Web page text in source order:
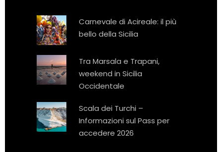
Carnevale di Acireale: il più
bello della Sicilia
Tra Marsala e Trapani,
weekend in Sicilia
Occidentale
Scala dei Turchi –
Informazioni sul Pass per
accedere 2026